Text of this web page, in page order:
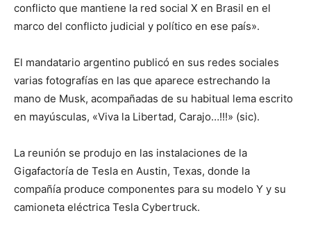
conflicto que mantiene la red social X en Brasil en el
marco del conflicto judicial y político en ese país».
El mandatario argentino publicó en sus redes sociales
varias fotografías en las que aparece estrechando la
mano de Musk, acompañadas de su habitual lema escrito
en mayúsculas, «Viva la Libertad, Carajo…!!!» (sic).
La reunión se produjo en las instalaciones de la
Gigafactoría de Tesla en Austin, Texas, donde la
compañía produce componentes para su modelo Y y su
camioneta eléctrica Tesla Cybertruck.